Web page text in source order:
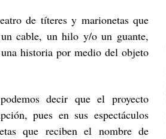
de títeres y marionetas que
cable, un hilo y/o un guante,
historia por medio del objeto
decir que el proyecto
pues en sus espectáculos
que reciben el nombre de